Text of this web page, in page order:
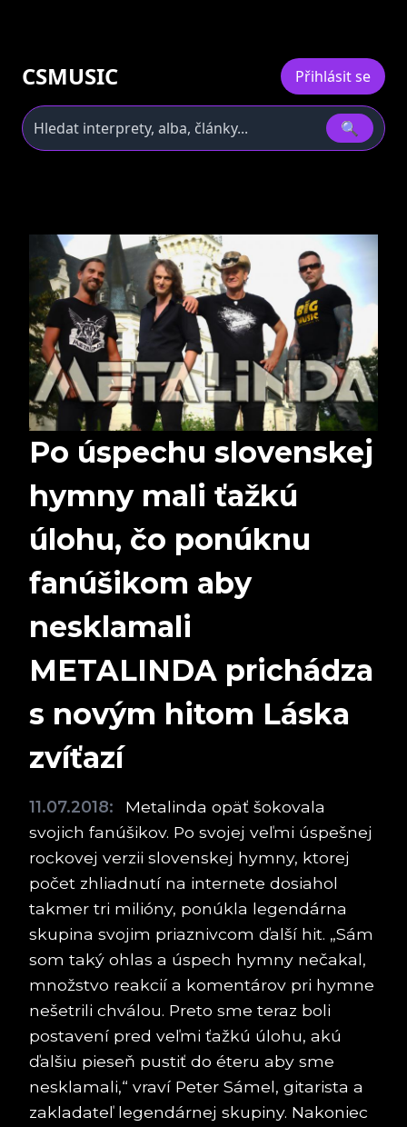
CSMUSIC Přihlásit se
🔍
Po úspechu slovenskej
hymny mali ťažkú
úlohu, čo ponúknu
fanúšikom aby
nesklamali
METALINDA prichádza
s novým hitom Láska
zvíťazí
11.07.2018:
Metalinda opäť šokovala
svojich fanúšikov. Po svojej veľmi úspešnej
rockovej verzii slovenskej hymny, ktorej
počet zhliadnutí na internete dosiahol
takmer tri milióny, ponúkla legendárna
skupina svojim priaznivcom ďalší hit. „Sám
som taký ohlas a úspech hymny nečakal,
množstvo reakcií a komentárov pri hymne
nešetrili chválou. Preto sme teraz boli
postavení pred veľmi ťažkú úlohu, akú
ďalšiu pieseň pustiť do éteru aby sme
nesklamali,“ vraví Peter Sámel, gitarista a
zakladateľ legendárnej skupiny. Nakoniec